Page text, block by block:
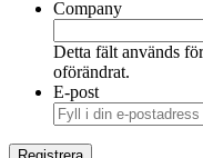
Company
Detta fält används
oförändrat.
E-post